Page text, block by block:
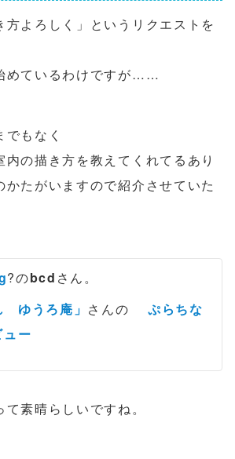
方よろしく」というリクエストを
めているわけですが……
もなく
の描き方を教えてくれてるあり
かたがいますので紹介させていた
?のbcd さん。
ゆうろ庵」 さんの ぷらちな
ー
素晴らしいですね。